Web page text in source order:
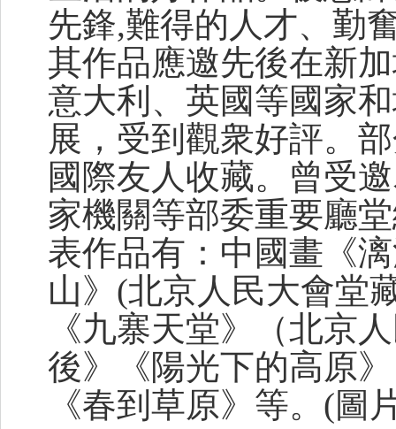
先鋒,難得的人才、勤
其作品應邀先後在新
意大利、英國等國家
展，受到觀衆好評。
國際友人收藏。曾受
家機關等部委重要廳
表作品有：中國畫《
山》(北京人民大會堂
《九寨天堂》（北京
後》《陽光下的高原
《春到草原》等。 (圖